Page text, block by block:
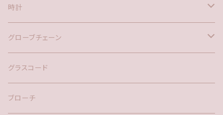
時計
バックチャーム
ネックレス
グローブチェーン
バックチャーム
グラスコード
ブローチ